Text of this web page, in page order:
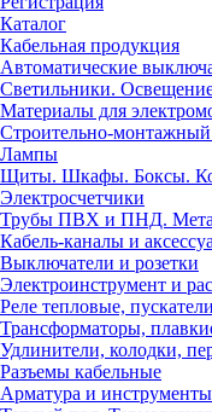
Каталог
Кабельная продукция
Автоматические
Светильники.
Материалы для
Строительно-
Лампы
Щиты. Шкафы. Боксы.
Электросчетчики
Трубы ПВХ и ПНД.
Кабель-каналы и
Выключатели и розетки
Электроинструмент и
Реле тепловые,
Трансформаторы,
Удлинители, колодки,
Разъемы кабельные
Арматура и